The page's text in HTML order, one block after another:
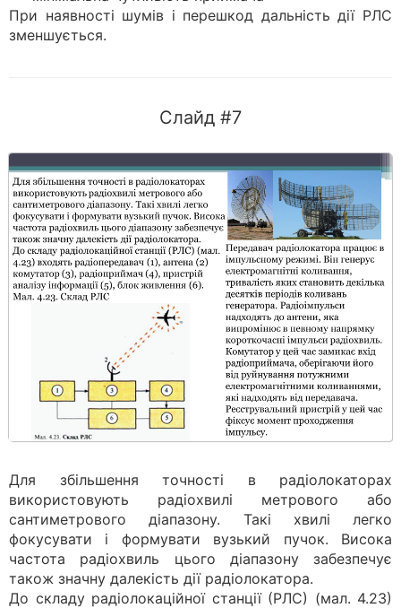
При наявності шумів і перешкод дальність дії РЛС
зменшується.
Слайд #7
Для збільшення точності в радіолокаторах
використовують радіохвилі метрового або
сантиметрового діапазону. Такі хвилі легко
фокусувати і формувати вузький пучок. Висока
частота радіохвиль цього діапазону забезпечує
також значну далекість дії радіолокатора.
До складу радіолокаційної станції (РЛС) (мал. 4.23)